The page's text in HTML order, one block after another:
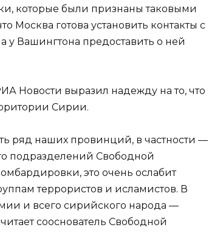
которые были признаны таковыми
готова установить контакты с
Вашингтона предоставить о ней
Новости выразил надежду на то, что
Сирии.
ряд наших провинций, в частности —
подразделений Свободной
это очень ослабит
террористов и исламистов. В
и всего сирийского народа —
сооснователь Свободной